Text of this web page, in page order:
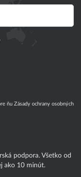
ňu Zásady ochrany osobných
podpora. Všetko od
ako 10 minút.